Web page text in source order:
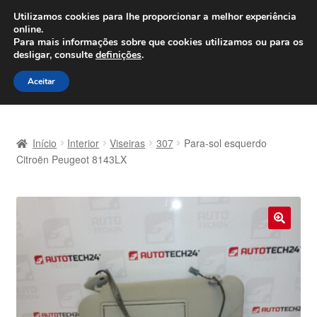
ENVIO a partir de 7 EUR
Seg-Sex, das 9h às 16h800 500 967
Ir
para
a
Saltar
para
o
Carrinho
Envio para todo o planeta
Minha conta
Início Interior Viseiras 307
Para-sol esquerdo
Citroën Peugeot 8143LX
Utilizamos cookies para lhe proporcionar a melhor experiência
online.
Para mais informações sobre que cookies utilizamos ou para os
desligar, consulte definições.
Aceitar